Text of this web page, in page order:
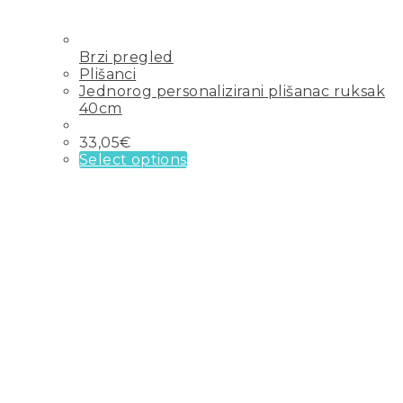
Brzi pregled
Plišanci
Jednorog personalizirani plišanac ruksak
40cm
33,05€
Select options